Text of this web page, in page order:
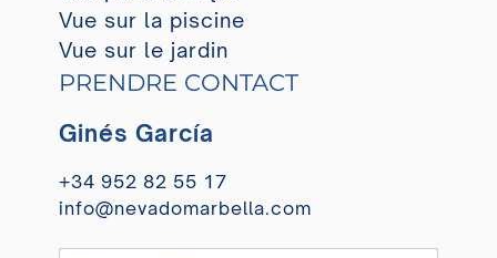
Vue sur la piscine
Vue sur le jardin
PRENDRE CONTACT
Ginés García
+34 952 82 55 17
info@nevadomarbella.com